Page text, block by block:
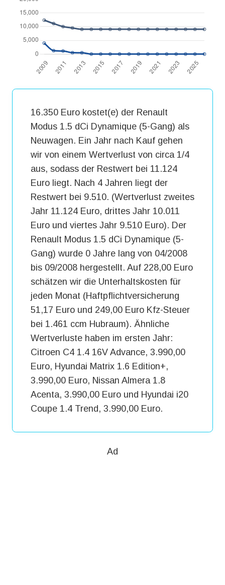
16.350 Euro kostet(e) der Renault
Modus 1.5 dCi Dynamique (5-Gang) als
Neuwagen. Ein Jahr nach Kauf gehen
wir von einem Wertverlust von circa 1/4
aus, sodass der Restwert bei 11.124
Euro liegt. Nach 4 Jahren liegt der
Restwert bei 9.510. (Wertverlust zweites
Jahr 11.124 Euro, drittes Jahr 10.011
Euro und viertes Jahr 9.510 Euro). Der
Renault Modus 1.5 dCi Dynamique (5-
Gang) wurde 0 Jahre lang von 04/2008
bis 09/2008 hergestellt. Auf 228,00 Euro
schätzen wir die Unterhaltskosten für
jeden Monat (Haftpflichtversicherung
51,17 Euro und 249,00 Euro Kfz-Steuer
bei 1.461 ccm Hubraum). Ähnliche
Wertverluste haben im ersten Jahr:
Citroen C4 1.4 16V Advance, 3.990,00
Euro, Hyundai Matrix 1.6 Edition+,
3.990,00 Euro, Nissan Almera 1.8
Acenta, 3.990,00 Euro und Hyundai i20
Coupe 1.4 Trend, 3.990,00 Euro.
Ad